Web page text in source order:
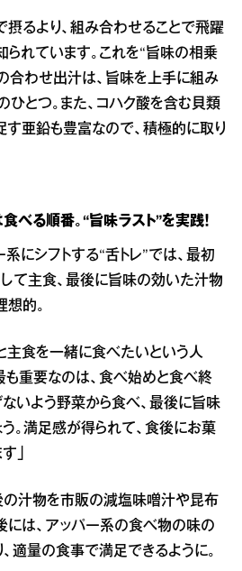
摂るより、組み合わせることで飛躍
られています。これを“旨味の相乗
合わせ出汁は、旨味を上手に組み
とつ。また、コハク酸を含む貝類
す亜鉛も豊富なので、積極的に取り
べる順番。“旨味ラスト”を実践！
にシフトする“舌トレ”では、最初
て主食、最後に旨味の効いた汁物
的。
と主食を一緒に食べたいという人
も重要なのは、食べ始めと食べ終
いよう野菜から食べ、最後に旨味
。満足感が得られて、食後にお菓
」
の汁物を市販の減塩味噌汁や昆布
には、アッパー系の食べ物の味の
適量の食事で満足できるように。